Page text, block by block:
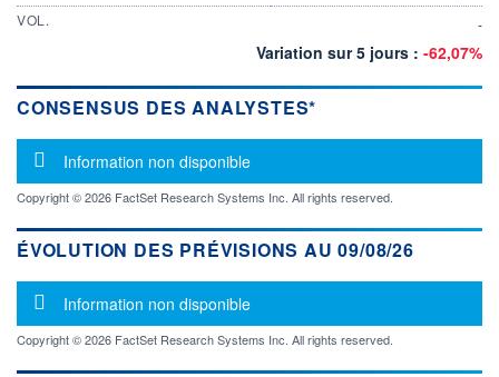
VOL.
-
Variation sur 5 jours : -62,07%
CONSENSUS DES ANALYSTES*
Message d'information
Information non disponible
Copyright © 2026 FactSet Research Systems Inc. All rights reserved.
ÉVOLUTION DES PRÉVISIONS AU 09/08/26
Message d'information
Information non disponible
Copyright © 2026 FactSet Research Systems Inc. All rights reserved.